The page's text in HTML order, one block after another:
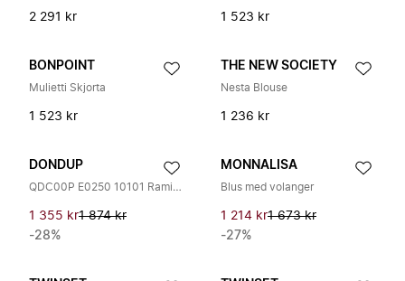
2 291 kr 1 523 kr
BONPOINT
Mulietti Skjorta
1 523 kr
THE NEW SOCIETY
Nesta Blouse
1 236 kr
DONDUP
QDC00P E0250 10101 Ramie Lång Skjorta
1 355 kr1 874 kr
-28%
MONNALISA
Blus med volanger
1 214 kr1 673 kr
-27%